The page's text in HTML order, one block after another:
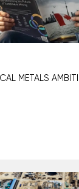
METALS